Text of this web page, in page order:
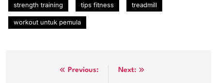
strength training tips fitness treadmill
workout untuk pemula
Previous: Next: